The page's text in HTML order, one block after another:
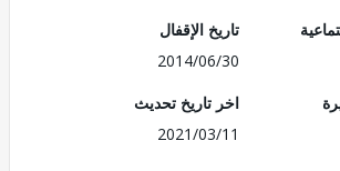
تاريخ الإقفال
2014/06/30
اخر تاريخ تحديث
2021/03/11